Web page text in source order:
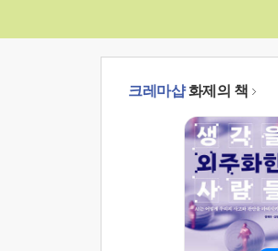
크레마샵화제의 책